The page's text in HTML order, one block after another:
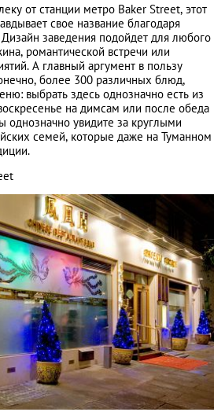
от станции метро Baker Street, этот
свое название благодаря
заведения подойдет для любого
романтической встречи или
А главный аргумент в пользу
более 300 различных блюд,
выбрать здесь однозначно есть из
на димсам или после обеда
однозначно увидите за круглыми
семей, которые даже на Туманном